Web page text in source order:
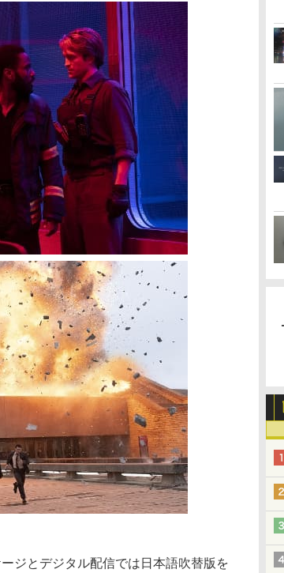
ジとデジタル配信では日本語吹替版を